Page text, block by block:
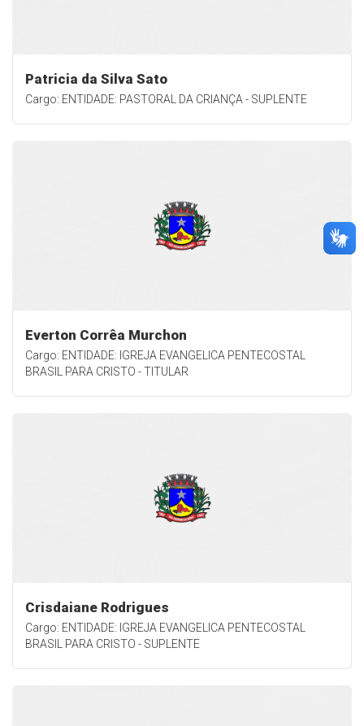
Patricia da Silva Sato
Cargo: ENTIDADE: PASTORAL DA CRIANÇA - SUPLENTE
Everton Corrêa Murchon
Cargo: ENTIDADE: IGREJA EVANGELICA PENTECOSTAL
BRASIL PARA CRISTO - TITULAR
Crisdaiane Rodrigues
Cargo: ENTIDADE: IGREJA EVANGELICA PENTECOSTAL
BRASIL PARA CRISTO - SUPLENTE